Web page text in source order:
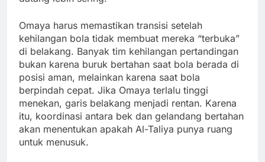
Omaya harus memastikan transisi setelah
kehilangan bola tidak membuat mereka “terbuka”
di belakang. Banyak tim kehilangan pertandingan
bukan karena buruk bertahan saat bola berada di
posisi aman, melainkan karena saat bola
berpindah cepat. Jika Omaya terlalu tinggi
menekan, garis belakang menjadi rentan. Karena
itu, koordinasi antara bek dan gelandang bertahan
akan menentukan apakah Al-Taliya punya ruang
untuk menusuk.